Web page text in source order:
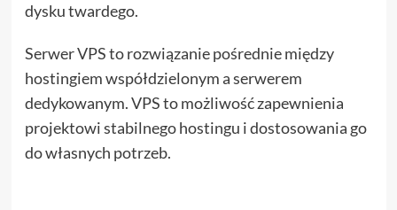
dysku twardego.
Serwer VPS to rozwiązanie pośrednie między
hostingiem współdzielonym a serwerem
dedykowanym. VPS to możliwość zapewnienia
projektowi stabilnego hostingu i dostosowania go
do własnych potrzeb.